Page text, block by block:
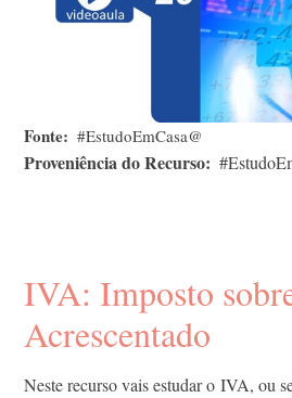
Fonte #EstudoEmCasa@
Proveniência do Recurso
IVA: Imposto
Acrescentado​
Neste recurso vais estudar o IVA, ou